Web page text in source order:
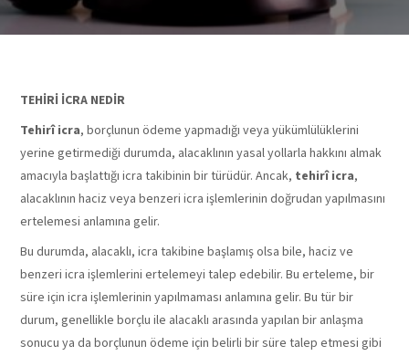
TEHİRİ İCRA NEDİR
Tehirî icra, borçlunun ödeme yapmadığı veya yükümlülüklerini
yerine getirmediği durumda, alacaklının yasal yollarla hakkını almak
amacıyla başlattığı icra takibinin bir türüdür. Ancak, tehirî icra,
alacaklının haciz veya benzeri icra işlemlerinin doğrudan yapılmasını
ertelemesi anlamına gelir.
Bu durumda, alacaklı, icra takibine başlamış olsa bile, haciz ve
benzeri icra işlemlerini ertelemeyi talep edebilir. Bu erteleme, bir
süre için icra işlemlerinin yapılmaması anlamına gelir. Bu tür bir
durum, genellikle borçlu ile alacaklı arasında yapılan bir anlaşma
sonucu ya da borçlunun ödeme için belirli bir süre talep etmesi gibi